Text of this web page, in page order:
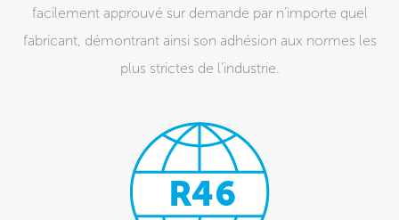
facilement approuvé sur demande par n’importe quel
fabricant, démontrant ainsi son adhésion aux normes les
plus strictes de l’industrie.